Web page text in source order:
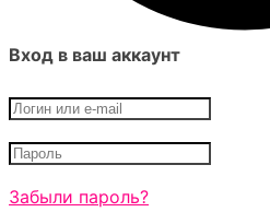
Вход в ваш аккаунт
Забыли пароль?